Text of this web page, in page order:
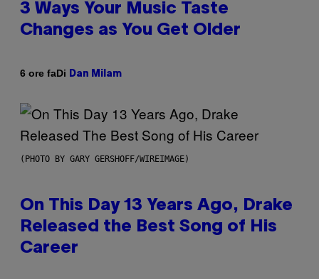
3 Ways Your Music Taste
Changes as You Get Older
6 ore faDi Dan Milam
(PHOTO BY GARY GERSHOFF/WIREIMAGE)
On This Day 13 Years Ago, Drake
Released the Best Song of His
Career